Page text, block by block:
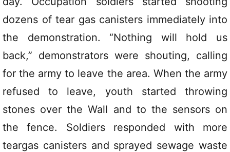
dozens of tear gas canisters immediately into
the demonstration. “Nothing will hold us
back,” demonstrators were shouting, calling
for the army to leave the area. When the army
refused to leave, youth started throwing
stones over the Wall and to the sensors on
the fence. Soldiers responded with more
teargas canisters and sprayed sewage waste